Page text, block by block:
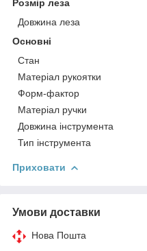
Розмір леза
Довжина леза
Основні
Стан
Матеріал рукоятки
Форм-фактор
Матеріал ручки
Довжина інструмента
Тип інструмента
Приховати
Умови доставки
Нова Пошта